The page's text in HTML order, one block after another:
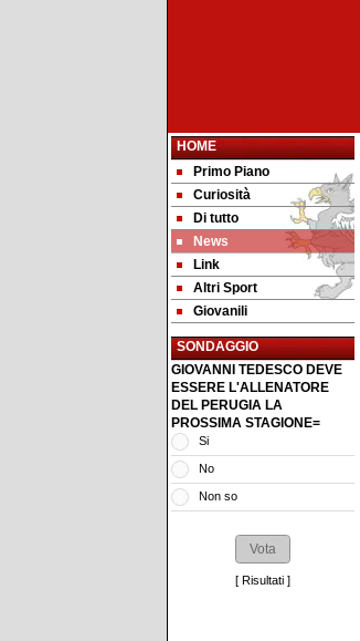
HOME
Primo Piano
Curiosità
Di tutto
News
Link
Altri Sport
Giovanili
SONDAGGIO
GIOVANNI TEDESCO DEVE
ESSERE L'ALLENATORE
DEL PERUGIA LA
PROSSIMA STAGIONE=
Si
No
Non so
[ Risultati ]